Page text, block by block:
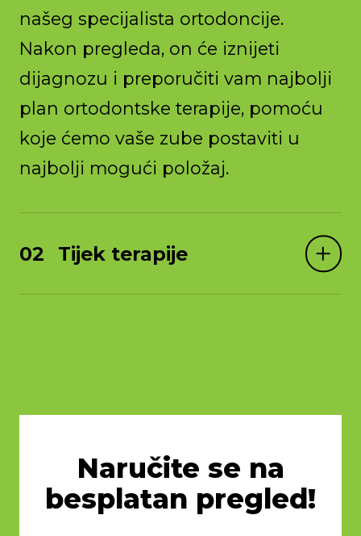
našeg specijalista ortodoncije.
Nakon pregleda, on će iznijeti
dijagnozu i preporučiti vam najbolji
plan ortodontske terapije, pomoću
koje ćemo vaše zube postaviti u
najbolji mogući položaj.
Tijek terapije
Naručite se na
besplatan pregled!